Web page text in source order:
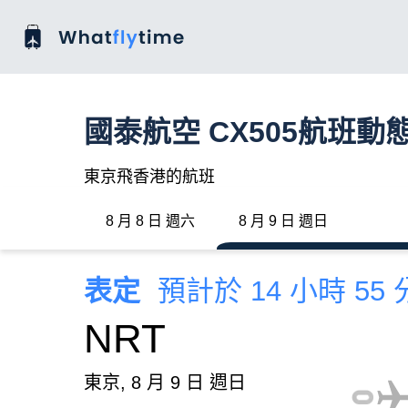
國泰航空 CX505航班動
東京飛香港的航班
8 月 8 日 週六 8 月 9 日 週日
表定 預計於 14 小時 55
NRT
東京, 8 月 9 日 週日